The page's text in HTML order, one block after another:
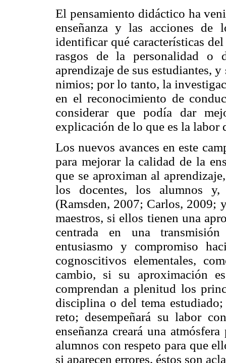
El pensamiento didáctico ha
enseñanza y las acciones de
identificar qué características
rasgos de la personalidad o
aprendizaje de sus estudiantes,
nimios; por lo tanto, la
en el reconocimiento de
considerar que podía dar
explicación de lo que es la labor
Los nuevos avances en este
para mejorar la calidad de la
que se aproximan al
los docentes, los alumnos
(Ramsden, 2007; Carlos, 2009;
maestros, si ellos tienen una
centrada en una
entusiasmo y compromiso
cognoscitivos elementales,
cambio, si su aproximación
comprendan a plenitud los
disciplina o del tema
reto; desempeñará su labor
enseñanza creará una
alumnos con respeto para que
si aparecen errores, éstos son